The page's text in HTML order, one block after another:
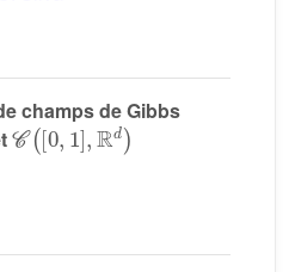
champs de Gibbs
𝒞([0,1],ℝd)